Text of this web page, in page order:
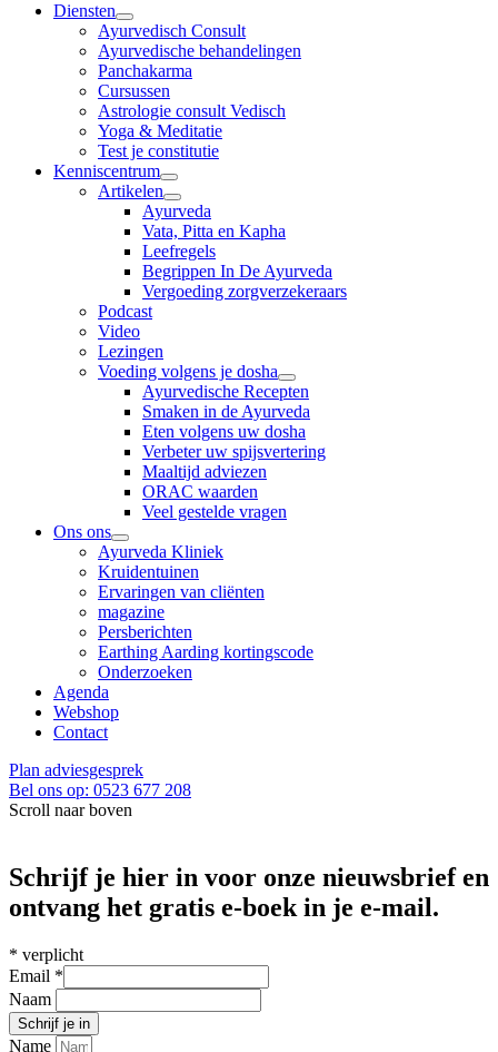
Diensten
Ayurvedisch Consult
Ayurvedische behandelingen
Panchakarma
Cursussen
Astrologie consult Vedisch
Yoga & Meditatie
Test je constitutie
Kenniscentrum
Artikelen
Ayurveda
Vata, Pitta en Kapha
Leefregels
Begrippen In De Ayurveda
Vergoeding zorgverzekeraars
Podcast
Video
Lezingen
Voeding volgens je dosha
Ayurvedische Recepten
Smaken in de Ayurveda
Eten volgens uw dosha
Verbeter uw spijsvertering
Maaltijd adviezen
ORAC waarden
Veel gestelde vragen
Ons ons
Ayurveda Kliniek
Kruidentuinen
Ervaringen van cliënten
magazine
Persberichten
Earthing Aarding kortingscode
Onderzoeken
Agenda
Webshop
Contact
Plan adviesgesprek
Bel ons op: 0523 677 208
Scroll naar boven
Schrijf je hier in voor onze nieuwsbrief en
ontvang het gratis e-boek in je e-mail.
* verplicht
Email *
Naam
Name